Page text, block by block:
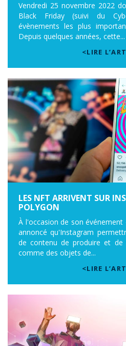
Vendredi 25 novembre 2022
Black Friday (suivi du
évènements les plus
Depuis quelques années, cette...
<LIRE
LES NFT ARRIVENT SUR
POLYGON
À l'occasion de son événement
annoncé qu'Instagram
de contenu de produire et de
comme des objets de...
<LIRE